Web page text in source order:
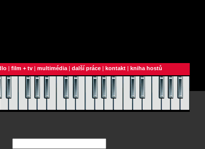
| film + tv | multimédia | další práce | kontakt | kniha hostů